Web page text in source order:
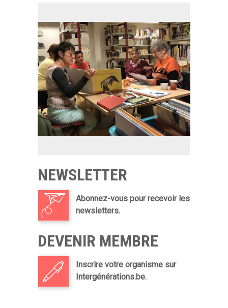
NEWSLETTER
Abonnez-vous pour recevoir les
newsletters.
DEVENIR MEMBRE
Inscrire votre organisme sur
Intergénérations.be.